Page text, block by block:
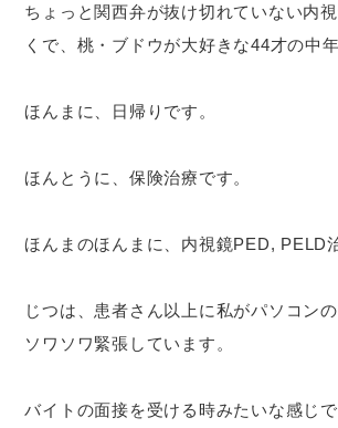
ちょっと関西弁が抜け切れていない内
くで、桃・ブドウが大好きな44才の中
ほんまに、日帰りです。
ほんとうに、保険治療です。
ほんまのほんまに、内視鏡PED, PELD
じつは、患者さん以上に私がパソコン
ソワソワ緊張しています。
バイトの面接を受ける時みたいな感じ